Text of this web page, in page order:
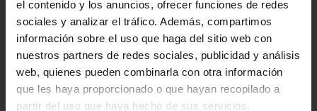
el contenido y los anuncios, ofrecer funciones de redes
sociales y analizar el tráfico. Además, compartimos
información sobre el uso que haga del sitio web con
nuestros partners de redes sociales, publicidad y análisis
web, quienes pueden combinarla con otra información
que les haya proporcionado o que hayan recopilado a
partir del uso que haya hecho de sus servicios.